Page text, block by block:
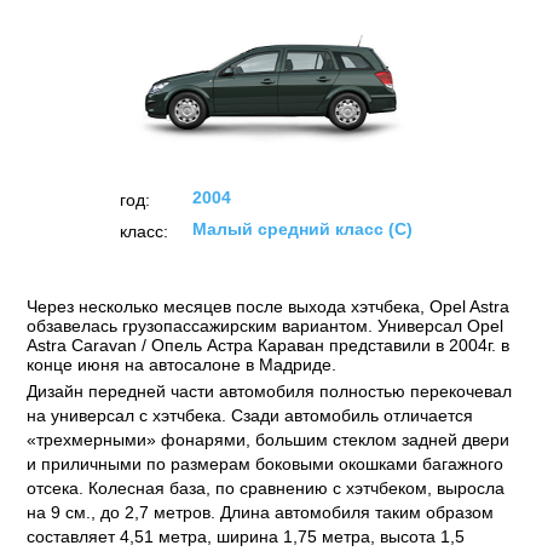
год:
2004
класс:
Малый средний класс (C)
Через несколько месяцев после выхода хэтчбека, Opel Astra
обзавелась грузопассажирским вариантом. Универсал Opel
Astra Caravan / Опель Астра Караван представили в 2004г. в
конце июня на автосалоне в Мадриде.
Дизайн передней части автомобиля полностью перекочевал
на универсал с хэтчбека. Сзади автомобиль отличается
«трехмерными» фонарями, большим стеклом задней двери
и приличными по размерам боковыми окошками багажного
отсека. Колесная база, по сравнению с хэтчбеком, выросла
на 9 см., до 2,7 метров. Длина автомобиля таким образом
составляет 4,51 метра, ширина 1,75 метра, высота 1,5